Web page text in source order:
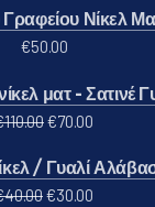
Γραφείου Νίκελ
€50.00
ματ - Σατινέ
110.00Original price
€70.00 Η
/ Γυαλί
40.00Original price
€30.00 Η